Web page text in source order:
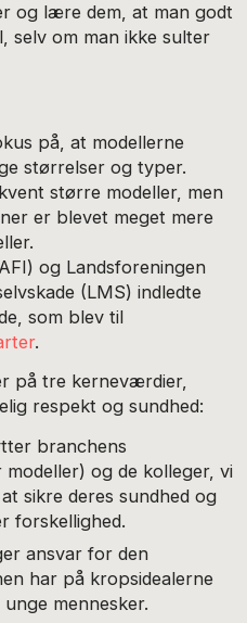
og lære dem, at man godt
selv om man ikke sulter
på, at modellerne
størrelser og typer.
større modeller, men
er blevet meget mere
og Landsforeningen
(LMS) indledte
som blev til
.
på tre kerneværdier,
respekt og sundhed:
branchens
og de kolleger, vi
sikre deres sundhed og
forskellighed.
ansvar for den
har på kropsidealerne
mennesker.